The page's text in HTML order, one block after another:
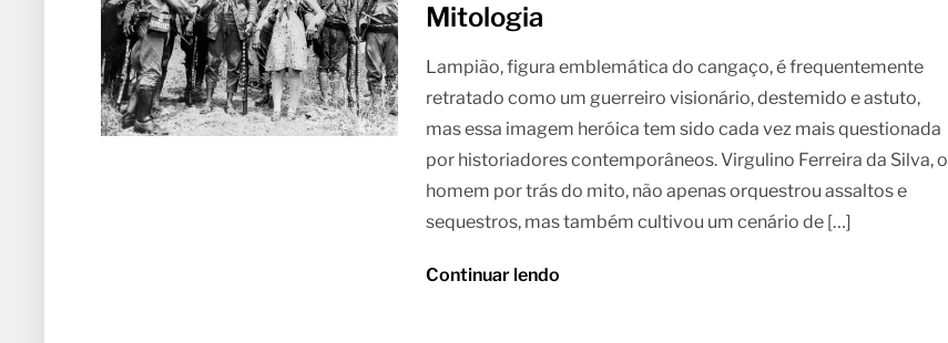
Mitologia
Lampião, figura emblemática do cangaço, é frequentemente
retratado como um guerreiro visionário, destemido e astuto,
mas essa imagem heróica tem sido cada vez mais questionada
por historiadores contemporâneos. Virgulino Ferreira da Silva, o
homem por trás do mito, não apenas orquestrou assaltos e
sequestros, mas também cultivou um cenário de […]
Continuar lendo